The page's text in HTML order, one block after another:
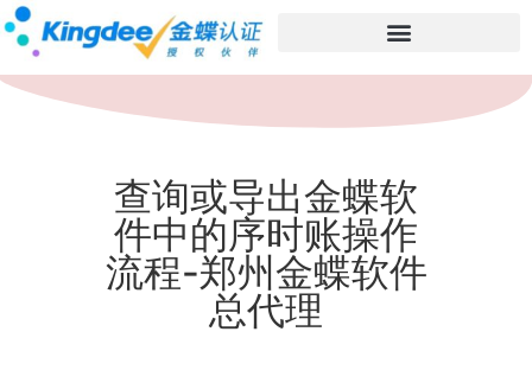
查询或导出金蝶软
件中的序时账操作
流程-郑州金蝶软件
总代理